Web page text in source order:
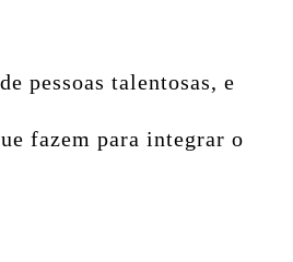
pessoas talentosas, e
fazem para integrar o